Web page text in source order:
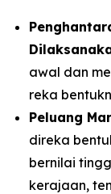
awal dan
reka
Peluang
direka
bernilai
kerajaan,